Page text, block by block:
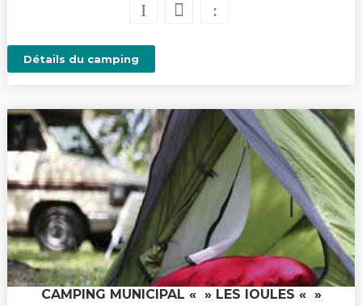
Détails du camping
CAMPING MUNICIPAL « » LES IOULES « »